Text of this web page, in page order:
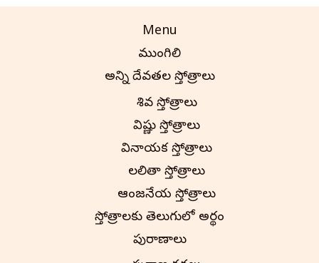
Menu
ముంగిలి
అన్ని దేవతల స్తోత్రాలు
శివ స్తోత్రాలు
విష్ణు స్తోత్రాలు
వినాయక స్తోత్రాలు
లలితా స్తోత్రాలు
ఆంజనేయ స్తోత్రాలు
స్తోత్రాలకు తెలుగులో అర్థం
పురాణాలు